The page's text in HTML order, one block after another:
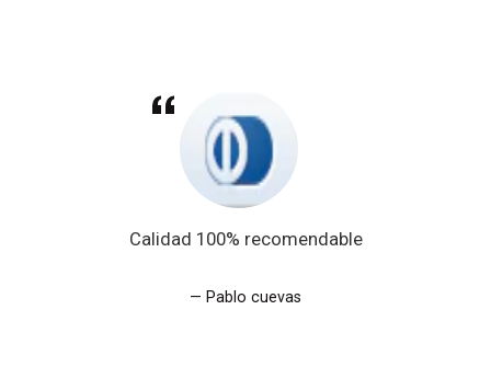
Calidad 100% recomendable
Pablo cuevas